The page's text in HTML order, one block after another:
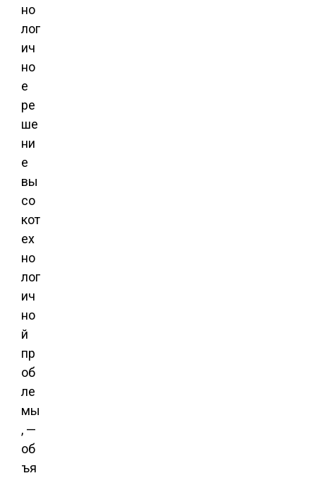
но
лог
ич
но
е
ре
ше
ни
е
вы
со
кот
ех
но
лог
ич
но
й
пр
об
ле
мы
, —
об
ъя